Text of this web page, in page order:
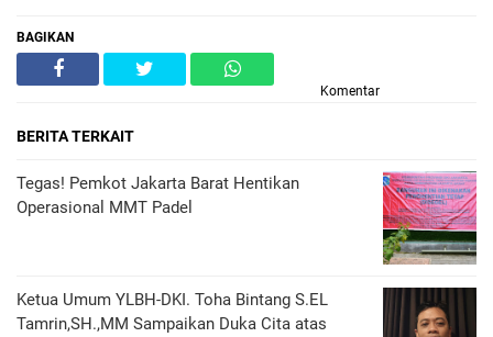
BAGIKAN
Komentar
BERITA TERKAIT
Tegas! Pemkot Jakarta Barat Hentikan
Operasional MMT Padel
Ketua Umum YLBH-DKI. Toha Bintang S.EL
Tamrin,SH.,MM Sampaikan Duka Cita atas